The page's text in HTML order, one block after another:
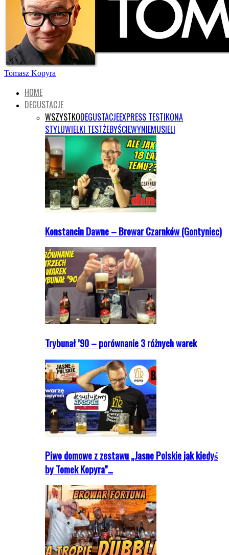
Tomasz Kopyra
HOME
DEGUSTACJE
WSZYSTKODEGUSTACJEEXPRESS TESTIKONA
STYLUWIELKI TESTŻEBYŚCIEWYNIEMUSIELI
Konstancin Dawne – Browar Czarnków (Gontyniec)
Trybunał ’90 – porównanie 3 różnych warek
Piwo domowe z zestawu „Jasne Polskie jak kiedyś
by Tomek Kopyra”…